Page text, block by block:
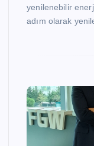
yenilenebilir
adım olarak